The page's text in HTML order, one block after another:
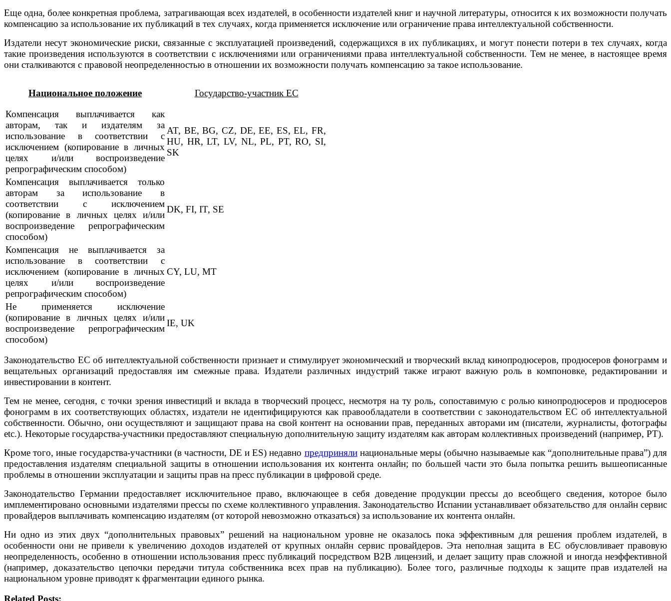
Еще одна, более конкретная проблема, затрагивающая всех издателей, в особенности издателей книг и научной литературы, относится к их возможности получать
компенсацию за использование их публикаций в тех случаях, когда применяется исключение или ограничение права интеллектуальной собственности.
Издатели несут экономические риски, связанные с эксплуатацией произведений, содержащихся в их публикациях, и могут понести потери в тех случаях, когда
такие произведения используются в соответствии с исключениями или ограничениями права интеллектуальной собственности. Тем не менее, в настоящее время
они сталкиваются с правовой неопределенностью в отношении их возможности получать компенсацию за такое использование.
Национальное положение
Государство-участник ЕС
Компенсация выплачивается как
авторам, так и издателям за
использование в соответствии с
исключением (копирование в личных
целях и/или воспроизведение
репрографическим способом)
AT, BE, BG, CZ, DE, EE, ES, EL, FR,
HU, HR, LT, LV, NL, PL, PT, RO, SI,
SK
Компенсация выплачивается только
авторам за использование в
соответствии с исключением
(копирование в личных целях и/или
воспроизведение репрографическим
способом)
DK, FI, IT, SE
Компенсация не выплачивается за
использование в соответствии с
исключением (копирование в личных
целях и/или воспроизведение
репрографическим способом)
CY, LU, MT
Не применяется исключение
(копирование в личных целях и/или
воспроизведение репрографическим
способом)
IE, UK
Законодательство ЕС об интеллектуальной собственности признает и стимулирует экономический и творческий вклад кинопродюсеров, продюсеров фонограмм и
вещательных организаций предоставляя им смежные права. Издатели различных индустрий также играют важную роль в компоновке, редактировании и
инвестировании в контент.
Тем не менее, сегодня, с точки зрения инвестиций и вклада в творческий процесс, несмотря на ту роль, сопоставимую с ролью кинопродюсеров и продюсеров
фонограмм в их соответствующих областях, издатели не идентифицируются как правообладатели в соответствии с законодательством ЕС об интеллектуальной
собственности. Обычно, они осуществляют и защищают права на свой контент на основании прав, переданных авторами им (писатели, журналисты, фотографы
etc.). Некоторые государства-участники предоставляют специальную дополнительную защиту издателям как авторам коллективных произведений (например, PT).
Кроме того, иные государства-участники (в частности, DE и ES) недавно предпринялинациональные меры (обычно называемые как “дополнительные права”) для
предоставления издателям специальной защиты в отношении использования их контента онлайн; по большей части это была попытка решить вышеописанные
проблемы в отношении эксплуатации и защиты прав на пресс публикации в цифровой среде.
Законодательство Германии предоставляет исключительное право, включающее в себя доведение продукции прессы до всеобщего сведения, которое было
имплементировано основными издателями прессы по схеме коллективного управления. Законодательство Испании устанавливает обязательство для онлайн сервис
провайдеров выплачивать компенсацию издателям (от которой невозможно отказаться) за использование их контента онлайн.
Ни одно из этих двух “дополнительных правовых” решений на национальном уровне не оказалось пока эффективным для решения проблем издателей, в
особенности они не привели к увеличению доходов издателей от крупных онлайн сервис провайдеров. Эта неполная защита в ЕС обусловливает правовую
неопределенность, особенно в отношении использования пресс публикаций посредством В2В лицензий, и делает защиту прав сложной и иногда неэффективной
(например, доказательство цепочки передачи титула собственника всех прав на публикацию). Более того, различные подходы к защите прав издателей на
национальном уровне приводят к фрагментации единого рынка.
Related Posts: